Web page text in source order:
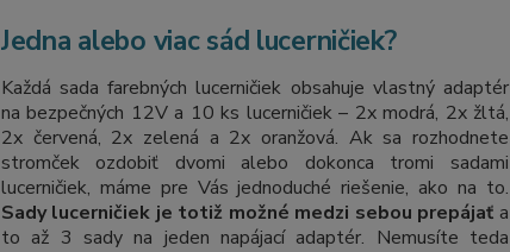
Jedna alebo viac sád lucerničiek?
Každá sada farebných lucerničiek obsahuje vlastný adaptér
na bezpečných 12V a 10 ks lucerničiek – 2x modrá, 2x žltá,
2x červená, 2x zelená a 2x oranžová. Ak sa rozhodnete
stromček ozdobiť dvomi alebo dokonca tromi sadami
lucerničiek, máme pre Vás jednoduché riešenie, ako na to.
Sady lucerničiek je totiž možné medzi sebou prepájať a
to až 3 sady na jeden napájací adaptér. Nemusíte teda